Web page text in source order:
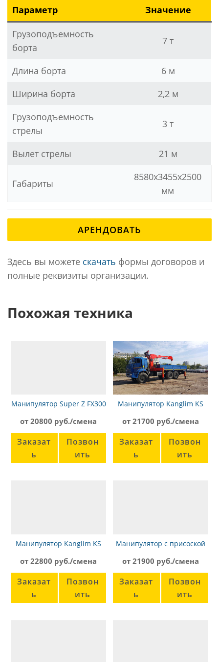
Параметр Значение
Грузоподъемность
борта
7 т
Длина борта
6 м
Ширина борта
2,2 м
Грузоподъемность
стрелы
3 т
Вылет стрелы 21 м
Габариты
8580x3455x2500
мм
АРЕНДОВАТЬ
Здесь вы можете скачать формы договоров и
полные реквизиты организации.
Похожая техника
Манипулятор Super Z FX300
от 20800 руб./смена
Заказат
ь
Позвон
ить
Манипулятор Kanglim KS
от 21700 руб./смена
Заказат
ь
Позвон
ить
Манипулятор Kanglim KS
от 22800 руб./смена
Заказат
ь
Позвон
ить
Манипулятор с присоской
от 21900 руб./смена
Заказат
ь
Позвон
ить